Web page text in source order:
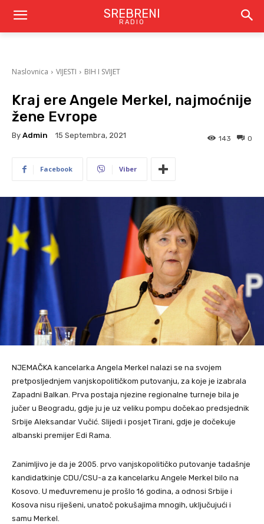
SREBRENI
RADIO
Naslovnica VIJESTI BIH I SVIJET
Kraj ere Angele Merkel, najmoćnije
žene Evrope
By Admin 15 Septembra, 2021 0
143
Facebook Viber
NJEMAČKA kancelarka Angela Merkel nalazi se na svojem
pretposljednjem vanjskopolitičkom putovanju, za koje je izabrala
Zapadni Balkan. Prva postaja njezine regionalne turneje bila je
jučer u Beogradu, gdje ju je uz veliku pompu dočekao predsjednik
Srbije Aleksandar Vučić. Slijedi i posjet Tirani, gdje je dočekuje
albanski premijer Edi Rama.
Zanimljivo je da je 2005. prvo vanjskopolitičko putovanje tadašnje
kandidatkinje CDU/CSU-a za kancelarku Angele Merkel bilo na
Kosovo. U međuvremenu je prošlo 16 godina, a odnosi Srbije i
Kosova nisu riješeni, unatoč pokušajima mnogih, uključujući i
samu Merkel.